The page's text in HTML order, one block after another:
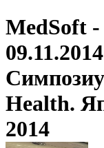
MedSoft
09.11.2014
Health.
2014